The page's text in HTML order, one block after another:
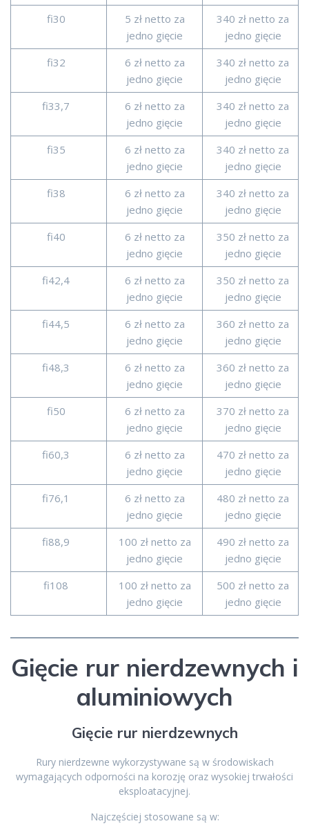
fi30
5 zł netto za
jedno gięcie
340 zł netto za
jedno gięcie
fi32
6 zł netto za
jedno gięcie
340 zł netto za
jedno gięcie
fi33,7
6 zł netto za
jedno gięcie
340 zł netto za
jedno gięcie
fi35
6 zł netto za
jedno gięcie
340 zł netto za
jedno gięcie
fi38
6 zł netto za
jedno gięcie
340 zł netto za
jedno gięcie
fi40
6 zł netto za
jedno gięcie
350 zł netto za
jedno gięcie
fi42,4
6 zł netto za
jedno gięcie
350 zł netto za
jedno gięcie
fi44,5
6 zł netto za
jedno gięcie
360 zł netto za
jedno gięcie
fi48,3
6 zł netto za
jedno gięcie
360 zł netto za
jedno gięcie
fi50
6 zł netto za
jedno gięcie
370 zł netto za
jedno gięcie
fi60,3
6 zł netto za
jedno gięcie
470 zł netto za
jedno gięcie
fi76,1
6 zł netto za
jedno gięcie
480 zł netto za
jedno gięcie
fi88,9
100 zł netto za
jedno gięcie
490 zł netto za
jedno gięcie
fi108
100 zł netto za
jedno gięcie
500 zł netto za
jedno gięcie
Gięcie rur nierdzewnych i
aluminiowych
Gięcie rur nierdzewnych
Rury nierdzewne wykorzystywane są w środowiskach
wymagających odporności na korozję oraz wysokiej trwałości
eksploatacyjnej.
Najczęściej stosowane są w: